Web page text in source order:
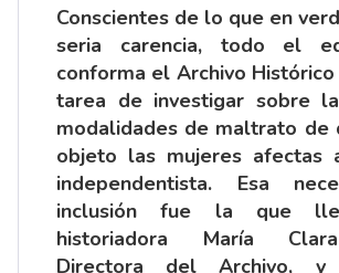
Conscientes de lo que en
seria carencia, todo el
conforma el Archivo
tarea de investigar sobre
modalidades de maltrato de
objeto las mujeres afectas
independentista. Esa
inclusión fue la que
historiadora María
Directora del Archivo,